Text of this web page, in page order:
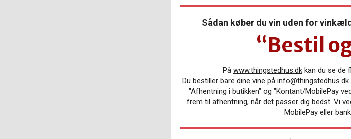
Sådan køber du vin uden for
“Bestil
På www.thingstedhus.dk kan du se de
Du bestiller bare dine vine på info@thingstedhus.dk
"Afhentning i butikken" og "Kontant/MobilePay
frem til afhentning, når det passer dig bedst. Vi
MobilePay eller